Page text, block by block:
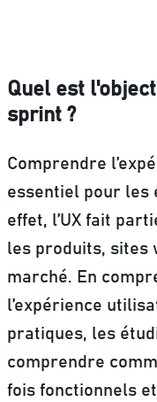
Quel est
sprint ?
Comprendre
essentiel pour les
effet, l’UX fait
les produits, sites
marché. En
l’expérience
pratiques, les
comprendre
fois fonctionnels